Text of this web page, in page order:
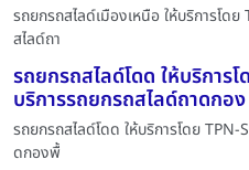
รถยกรถสไลด์เมืองเหนือ ให้บริการโ
สไลด์ถา
รถยกรถสไลด์โดด ให้บริการ
บริการรถยกรถสไลด์ถาดกอง
รถยกรถสไลด์โดด ให้บริการโดย
ดกองพื้